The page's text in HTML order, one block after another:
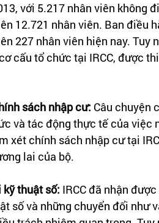
với 5.217 nhân viên không
12.721 nhân viên. Ban điều
227 nhân viên hiện nay.
cấu tổ chức tại IRCC, được
sách nhập cư: Câu chuyện
và tác động thực tế của việc
xét chính sách nhập cư tại
lai của bộ.
kỹ thuật số: IRCC đã nhận
số và những chuyển đổi